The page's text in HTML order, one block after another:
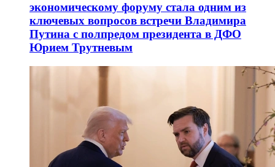
экономическому форуму стала одним из
ключевых вопросов встречи Владимира
Путина с полпредом президента в ДФО
Юрием Трутневым